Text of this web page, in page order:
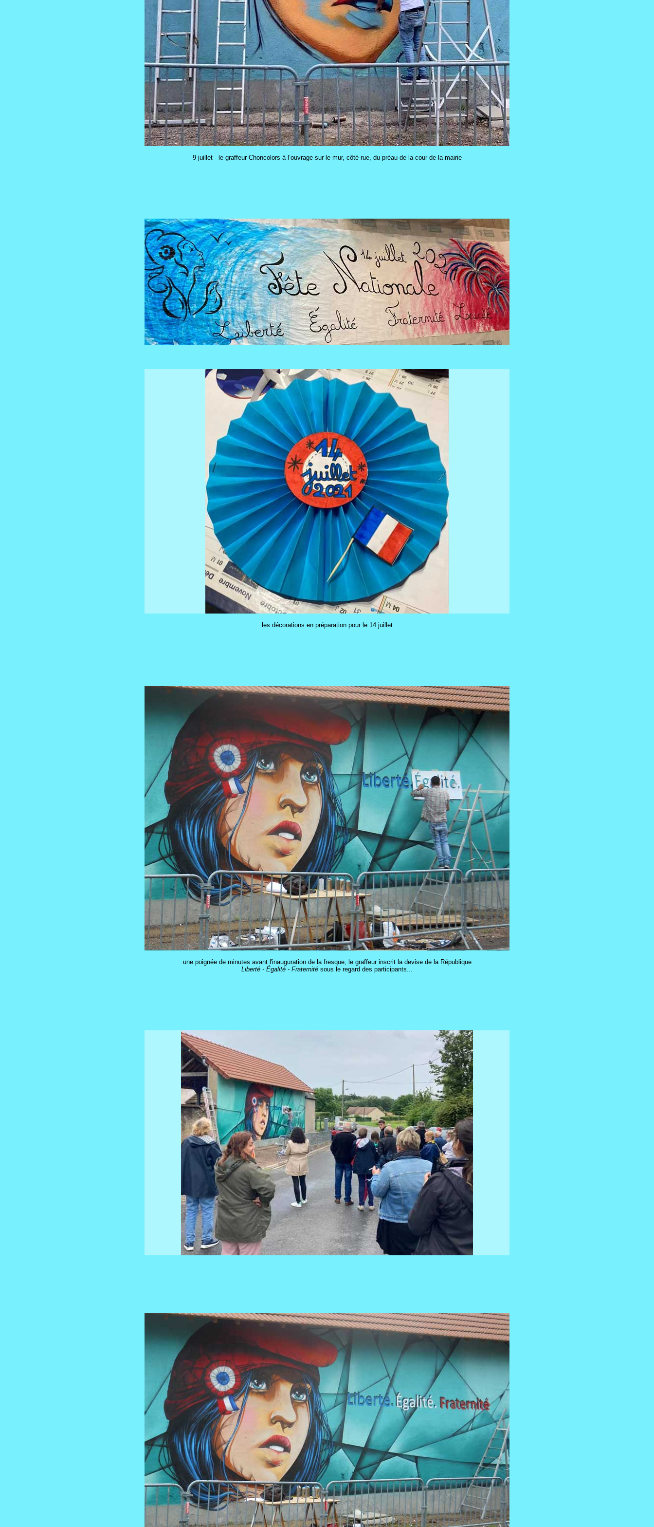
9 juillet - le graffeur Choncolors à l’ouvrage sur le mur, côté rue, du préau de la cour de la mairie
les décorations en préparation pour le 14 juillet
une poignée de minutes avant l'inauguration de la fresque, le graffeur inscrit la devise de la République
Liberté - Égalité - Fraternité sous le regard des participants...